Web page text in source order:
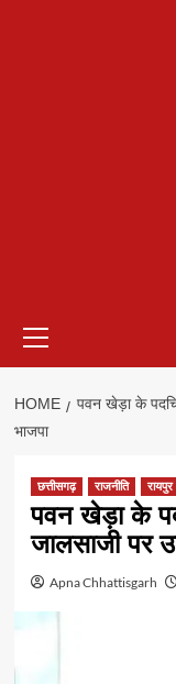
Menu
HOME
पवन खेड़ा के
भाजपा
छत्तीसगढ़ राजनीति रायपुर
पवन खेड़ा के
जालसाजी पर
Apna Chhattisgarh